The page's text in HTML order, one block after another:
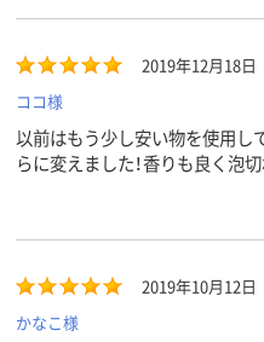
2019年12月18日
ココ様
以前はもう少し安い物を使用し
らに変えました！香りも良く泡
2019年10月12日
かなこ様